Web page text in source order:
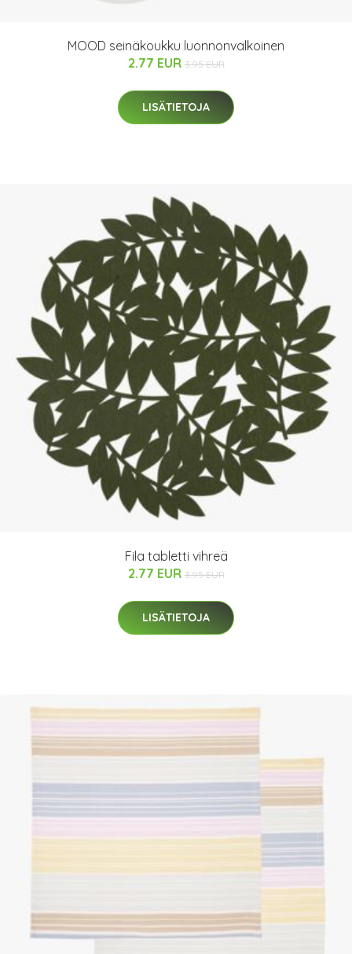
MOOD seinäkoukku luonnonvalkoinen
2.77 EUR 3.95 EUR
LISÄTIETOJA
Fila tabletti vihreä
2.77 EUR 3.95 EUR
LISÄTIETOJA